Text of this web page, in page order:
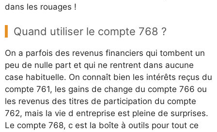
dans les rouages !
Quand utiliser le compte 768 ?
On a parfois des revenus financiers qui tombent un
peu de nulle part et qui ne rentrent dans aucune
case habituelle. On connaît bien les intérêts reçus du
compte 761, les gains de change du compte 766 ou
les revenus des titres de participation du compte
762, mais la vie d entreprise est pleine de surprises.
Le compte 768, c est la boîte à outils pour tout ce